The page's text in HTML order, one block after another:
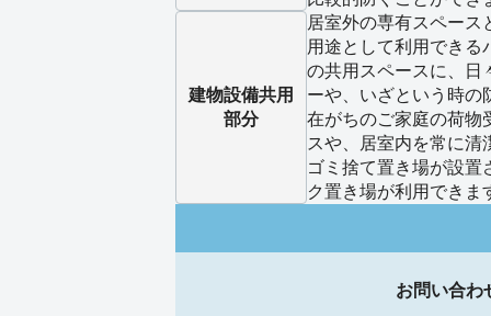
建物設備共用
部分
居室外の専有スペース
用途として利用できる
の共用スペースに、日
ーや、いざという時の
在がちのご家庭の荷物
スや、居室内を常に清
ゴミ捨て置き場が設置
ク置き場が利用できま
お問い合わ